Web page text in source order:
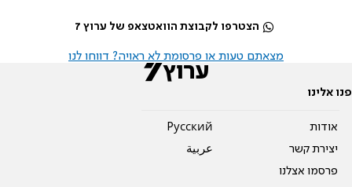
הצטרפו לקבוצת הוואטצאפ של ערוץ 7
מצאתם טעות או פרסומת לא ראויה? דווחו לנו
פנו אלינו
אודות
יצירת קשר
פרסמו אצלנו
Pусский
عربية